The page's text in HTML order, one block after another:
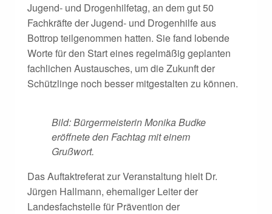
Jugend- und Drogenhilfetag, an dem gut 50
Fachkräfte der Jugend- und Drogenhilfe aus
Bottrop teilgenommen hatten. Sie fand lobende
Worte für den Start eines regelmäßig geplanten
fachlichen Austausches, um die Zukunft der
Schützlinge noch besser mitgestalten zu können.
Bild: Bürgermeisterin Monika Budke
eröffnete den Fachtag mit einem
Grußwort.
Das Auftaktreferat zur Veranstaltung hielt Dr.
Jürgen Hallmann, ehemaliger Leiter der
Landesfachstelle für Prävention der